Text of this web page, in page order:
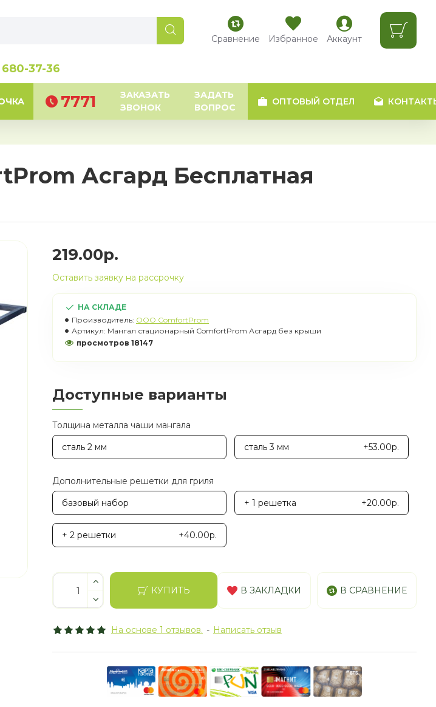
Сравнение Избранное Аккаунт
680-37-36
7771
ЗАКАЗАТЬ
ЗВОНОК
ЗАДАТЬ
ВОПРОС
ОПТОВЫЙ ОТДЕЛ
Асгард Бесплатная
НА СКЛАДЕ
Производитель: OOO ComfortProm
Артикул: Мангал стационарный ComfortProm Асгард без крыши
просмотров 18147
На основе 1 отзывов. - Написать отзыв
219.00р.
Оставить заявку на рассрочку
Доступные варианты
Толщина металла чаши мангала
сталь 2 мм
сталь 3 мм +53.00р.
Дополнительные решетки для гриля
базовый набор
+ 1 решетка +20.00р.
+ 2 решетки +40.00р.
КУПИТЬ В ЗАКЛАДКИ В СРАВНЕНИЕ